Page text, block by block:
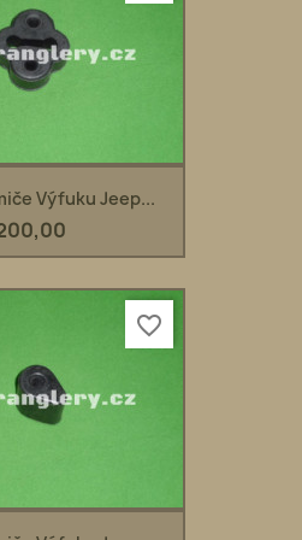
Výfuku Jeep...
favorite_border